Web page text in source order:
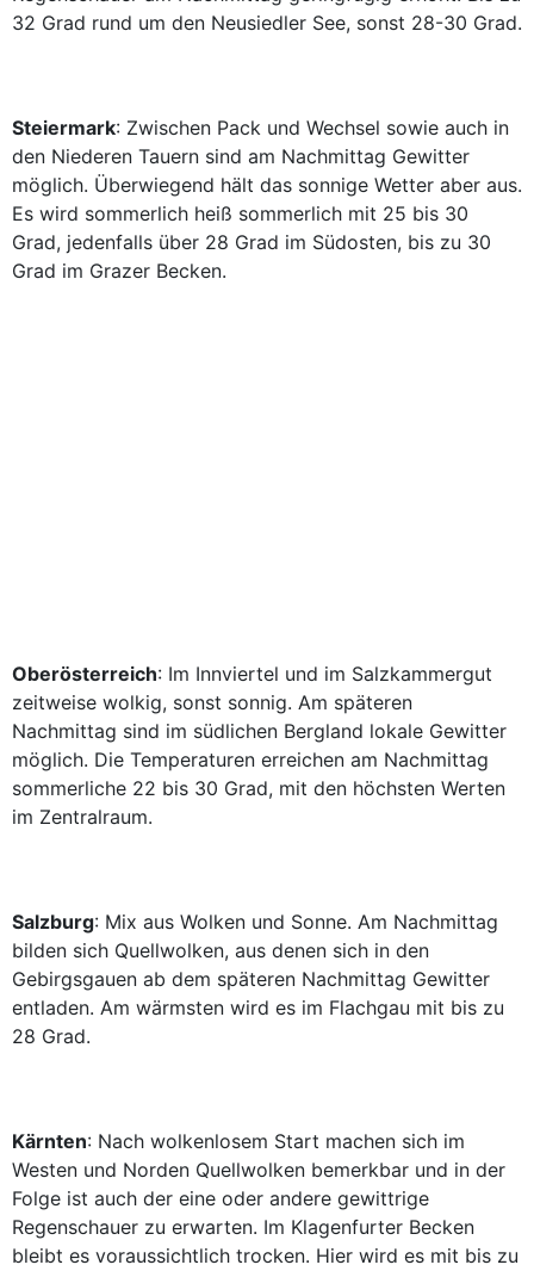
32 Grad rund um den Neusiedler See, sonst 28-30 Grad.
Steiermark: Zwischen Pack und Wechsel sowie auch in
den Niederen Tauern sind am Nachmittag Gewitter
möglich. Überwiegend hält das sonnige Wetter aber aus.
Es wird sommerlich heiß sommerlich mit 25 bis 30
Grad, jedenfalls über 28 Grad im Südosten, bis zu 30
Grad im Grazer Becken.
Oberösterreich: Im Innviertel und im Salzkammergut
zeitweise wolkig, sonst sonnig. Am späteren
Nachmittag sind im südlichen Bergland lokale Gewitter
möglich. Die Temperaturen erreichen am Nachmittag
sommerliche 22 bis 30 Grad, mit den höchsten Werten
im Zentralraum.
Salzburg: Mix aus Wolken und Sonne. Am Nachmittag
bilden sich Quellwolken, aus denen sich in den
Gebirgsgauen ab dem späteren Nachmittag Gewitter
entladen. Am wärmsten wird es im Flachgau mit bis zu
28 Grad.
Kärnten: Nach wolkenlosem Start machen sich im
Westen und Norden Quellwolken bemerkbar und in der
Folge ist auch der eine oder andere gewittrige
Regenschauer zu erwarten. Im Klagenfurter Becken
bleibt es voraussichtlich trocken. Hier wird es mit bis zu